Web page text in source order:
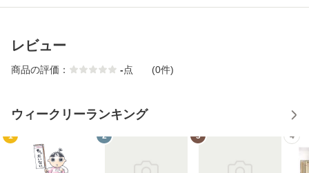
レビュー
商品の評価： -点 (0件)
ウィークリーランキング
1 2 3 4